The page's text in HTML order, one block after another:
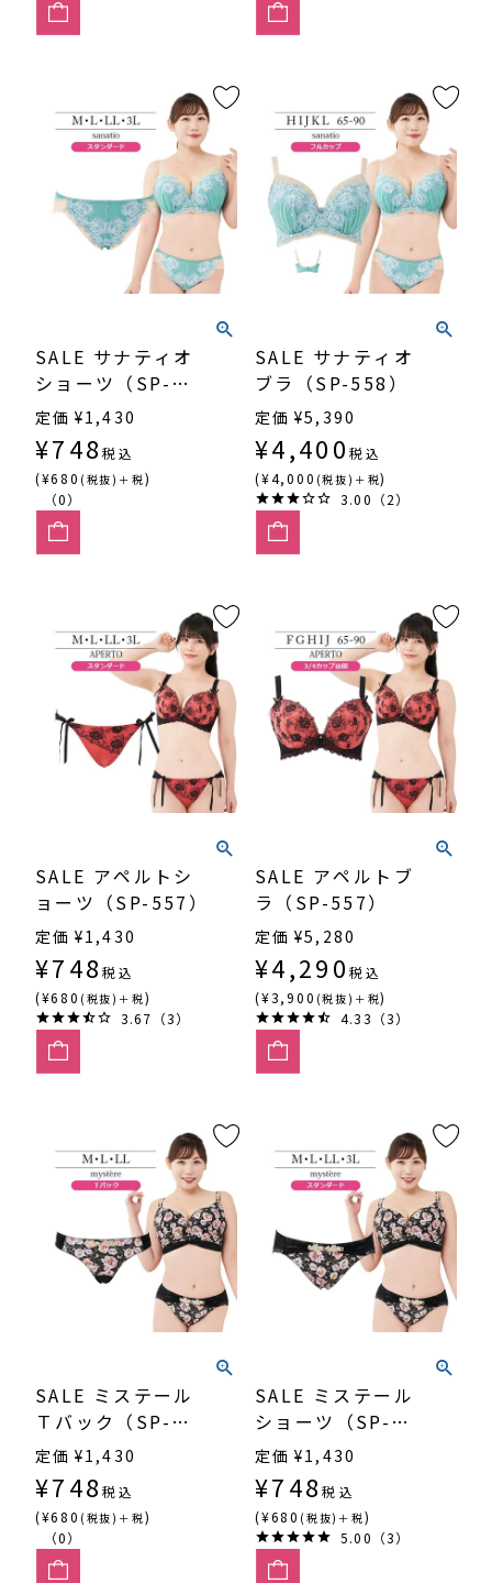
SALE サナティオ
ショーツ（SP-
558）
定価 ¥1,430
¥748税込
(¥680 (税抜)＋税)
（0）
SALE サナティオ
ブラ（SP-558）
定価 ¥5,390
¥4,400 税込
(¥4,000 (税抜)＋税)
3.00（2）
SALE アペルトシ
ョーツ（SP-557）
定価 ¥1,430
¥748税込
(¥680 (税抜)＋税)
3.67（3）
SALE アペルトブ
ラ（SP-557）
定価 ¥5,280
¥4,290 税込
(¥3,900 (税抜)＋税)
4.33（3）
SALE ミステール
Ｔバック（SP-
556）
定価 ¥1,430
¥748税込
(¥680 (税抜)＋税)
（0）
SALE ミステール
ショーツ（SP-
556）
定価 ¥1,430
¥748税込
(¥680 (税抜)＋税)
5.00（3）